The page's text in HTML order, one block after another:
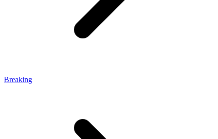
Breaking